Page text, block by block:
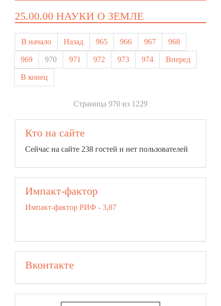
25.00.00 НАУКИ О ЗЕМЛЕ
В начало Назад 965 966 967 968
969 970 971 972 973 974 Вперед
В конец
Страница 970 из 1229
Кто на сайте
Сейчас на сайте 238 гостей и нет пользователей
Импакт-фактор
Импакт-фактор РИФ - 3,87
Вконтакте